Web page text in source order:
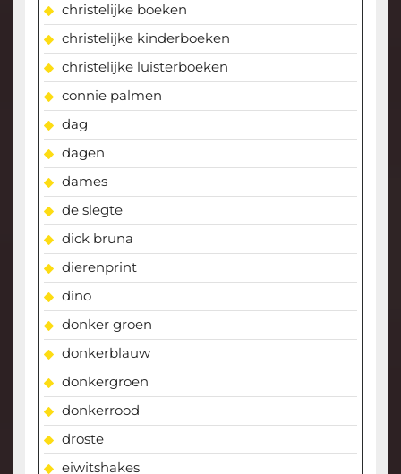
christelijke boeken
christelijke kinderboeken
christelijke luisterboeken
connie palmen
dag
dagen
dames
de slegte
dick bruna
dierenprint
dino
donker groen
donkerblauw
donkergroen
donkerrood
droste
eiwitshakes